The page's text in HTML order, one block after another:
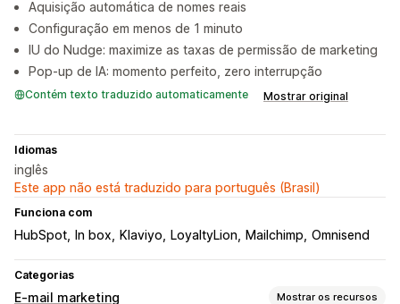
Aquisição automática de nomes reais
Configuração em menos de 1 minuto
IU do Nudge: maximize as taxas de permissão de marketing
Pop-up de IA: momento perfeito, zero interrupção
Contém texto traduzido automaticamente Mostrar original
Idiomas
inglês
Este app não está traduzido para português (Brasil)
Funciona com
HubSpot In box Klaviyo LoyaltyLion Mailchimp Omnisend
Categorias
E-mail marketing Mostrar os recursos